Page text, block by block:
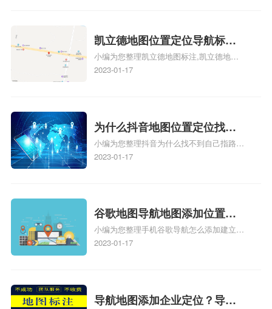
地图标注服务中心铺招牌相关地图标注知
识，详情可查看下方正文！
凯立德地图位置定位导航标
注？凯立德地图位置定位,导航,
标注？
小编为您整理凯立德地图标注,凯立德地图
标注怎么做啊、凯立德地图标注,凯立德地
相关地图标注知识，详情可查看下方正文！
2023-01-17
为什么抖音地图位置定位找不
到了？抖音为什么找不到当前
定位了？
小编为您整理抖音为什么找不到自己指路人
地图标注服务中心铺的位置、地图位置更新
服务中心位置、抖音突然不显示定位了相关
地图标注知识，详情可查看下方正文！
2023-01-17
谷歌地图导航地图添加位置？
添加谷歌地图导航位置？
小编为您整理手机谷歌导航怎么添加建立多
人位置、如何在地图，谷歌地图添加公司位
2023-01-17
导航地图添加企业定位？导航